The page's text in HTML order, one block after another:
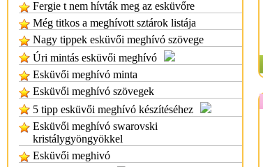
Fergie t nem hívták meg az esküvőre
Még titkos a meghívott sztárok listája
Nagy tippek esküvői meghívó szövege
Úri mintás esküvői meghívó
Esküvői meghívó minta
Esküvői meghívó szövegek
5 tipp esküvői meghívó készítéséhez
Esküvői meghívó swarovski
kristálygyöngyökkel
Esküvői meghivó